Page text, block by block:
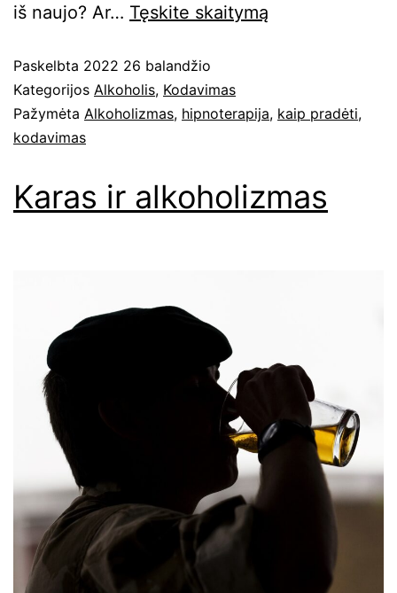
iš naujo? Ar… Tęskite skaitymą
Paskelbta 2022 26 balandžio
Kategorijos Alkoholis, Kodavimas
Pažymėta Alkoholizmas, hipnoterapija, kaip pradėti,
kodavimas
Karas ir alkoholizmas